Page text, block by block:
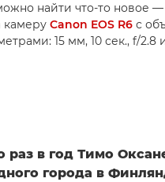
найти что-то новое
камеру Canon EOS R6 с
15 мм, 10 сек., f/2.8
раз в год Тимо
города в